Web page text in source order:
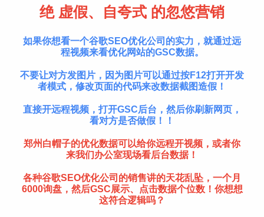
绝 虚假、自夸式 的忽悠营销
如果你想看一个谷歌SEO优化公司的实力，就通过远
程视频来看优化网站的GSC数据。
不要让对方发图片，因为图片可以通过按F12打开开发
者模式，修改页面的代码来改数据截图造假！
直接开远程视频，打开GSC后台，然后你刷新网页，
看对方是否做假！！
郑州白帽子的优化数据可以给你远程开视频，或者你
来我们办公室现场看后台数据！
各种谷歌SEO优化公司的销售讲的天花乱坠，一个月
6000询盘，然后GSC展示、点击数据个位数！你想想
这符合逻辑吗？